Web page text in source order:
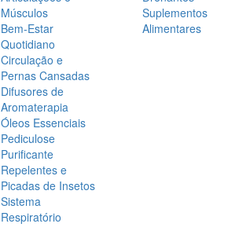
Músculos
Bem-Estar
Quotidiano
Circulação e
Pernas Cansadas
Difusores de
Aromaterapia
Óleos Essenciais
Pediculose
Purificante
Repelentes e
Picadas de Insetos
Sistema
Respiratório
Suplementos
Alimentares